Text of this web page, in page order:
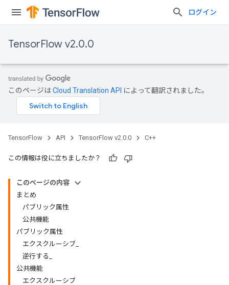
ログイン
TensorFlow v2.0.0
このページはCloud Translation API によって翻訳されました。
TensorFlow API TensorFlow v2.0.0 C++
この情報は役に立ちましたか？
このページの内容
まとめ
パブリック属性
公共機能
パブリック属性
エクスクルーシブ_
逆行する_
公共機能
エクスクルーシブ